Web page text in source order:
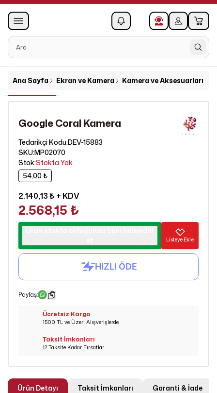
0
Ana Sayfa Ekran ve Kamera Kamera ve Aksesuarları
Google Coral Kamera
Tedarikçi Kodu:DEV-15883
SKU:MP02070
Stok:Stokta Yok
54,00 ₺
2.140,13 ₺+ KDV
2.568,15 ₺
Listeye Ekle
Paylaş:
Ücretsiz Kargo
1500 TL ve Üzeri Alışverişlerde
Taksit İmkanları
12 Taksite Kadar Fırsatlar
Ürün Detayı Taksit İmkanları Garanti & İade